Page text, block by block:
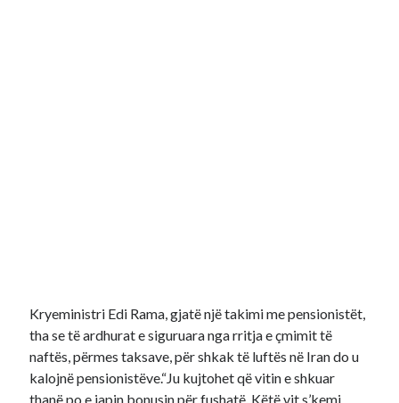
Kryeministri Edi Rama, gjatë një takimi me pensionistët,
tha se të ardhurat e siguruara nga rritja e çmimit të
naftës, përmes taksave, për shkak të luftës në Iran do u
kalojnë pensionistëve.“Ju kujtohet që vitin e shkuar
thanë po e japin bonusin për fushatë. Këtë vit s’kemi